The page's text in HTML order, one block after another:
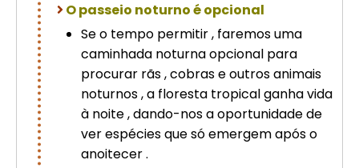
O passeio noturno é opcional
Se o tempo permitir , faremos uma
caminhada noturna opcional para
procurar rãs , cobras e outros animais
noturnos , a floresta tropical ganha vida
à noite , dando-nos a oportunidade de
ver espécies que só emergem após o
anoitecer .